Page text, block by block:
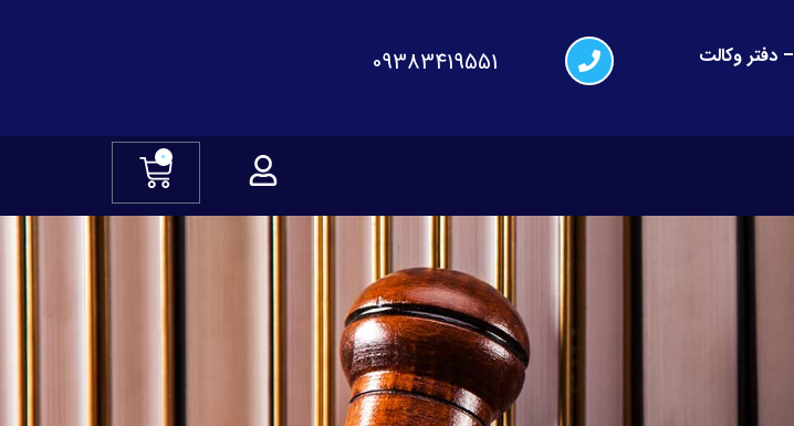
کرج-گوهردشت – فلکه اول – جنب نیکا مال – مجتمع یاس – طبقه سوم – واحد14 – دفتر وکالت
09383419551
0